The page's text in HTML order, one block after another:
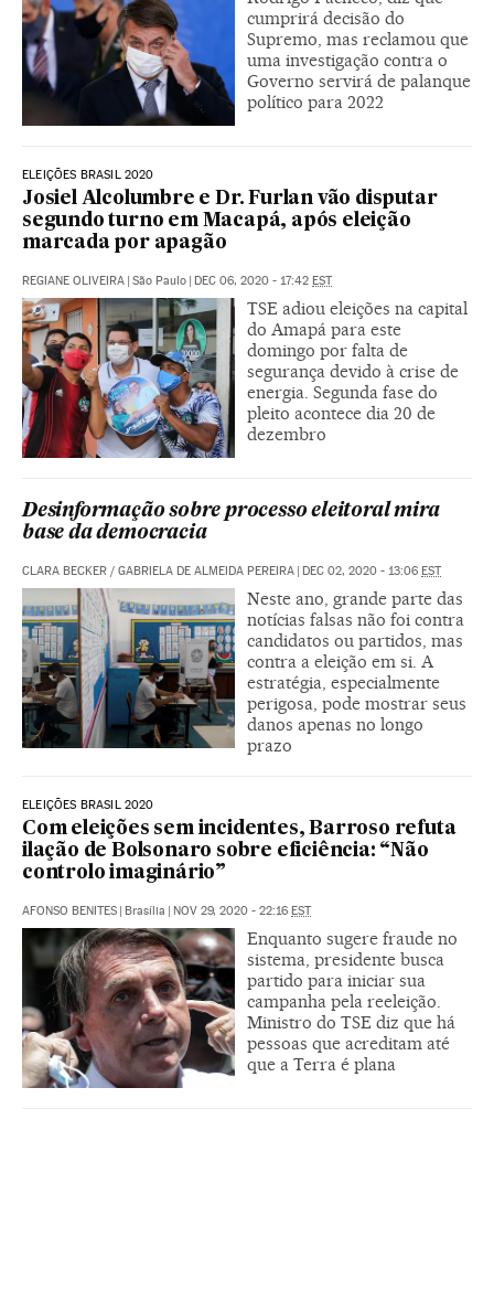
cumprirá decisão do
Supremo, mas reclamou que
uma investigação contra o
Governo servirá de palanque
político para 2022
ELEIÇÕES BRASIL 2020
Josiel Alcolumbre e Dr. Furlan vão disputar
segundo turno em Macapá, após eleição
marcada por apagão
REGIANE OLIVEIRA | São Paulo | DEC 06, 2020 - 17:42 EST
TSE adiou eleições na capital
do Amapá para este
domingo por falta de
segurança devido à crise de
energia. Segunda fase do
pleito acontece dia 20 de
dezembro
Desinformação sobre processo eleitoral mira
base da democracia
CLARA BECKER / GABRIELA DE ALMEIDA PEREIRA | DEC 02, 2020 - 13:06 EST
Neste ano, grande parte das
notícias falsas não foi contra
candidatos ou partidos, mas
contra a eleição em si. A
estratégia, especialmente
perigosa, pode mostrar seus
danos apenas no longo
prazo
ELEIÇÕES BRASIL 2020
Com eleições sem incidentes, Barroso refuta
ilação de Bolsonaro sobre eficiência: “Não
controlo imaginário”
AFONSO BENITES | Brasília | NOV 29, 2020 - 22:16 EST
Enquanto sugere fraude no
sistema, presidente busca
partido para iniciar sua
campanha pela reeleição.
Ministro do TSE diz que há
pessoas que acreditam até
que a Terra é plana